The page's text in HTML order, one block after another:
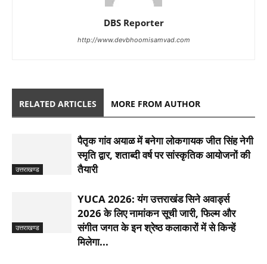
DBS Reporter
http://www.devbhoomisamvad.com
RELATED ARTICLES MORE FROM AUTHOR
उत्तराखण्ड
पैतृक गांव अयाळ में बनेगा लोकगायक जीत सिंह नेगी
स्मृति द्वार, शताब्दी वर्ष पर सांस्कृतिक आयोजनों की
तैयारी
उत्तराखण्ड
YUCA 2026: यंग उत्तराखंड सिने अवार्ड्स
2026 के लिए नामांकन सूची जारी, फिल्म और
संगीत जगत के इन श्रेष्ठ कलाकारों में से किन्हें
मिलेगा...